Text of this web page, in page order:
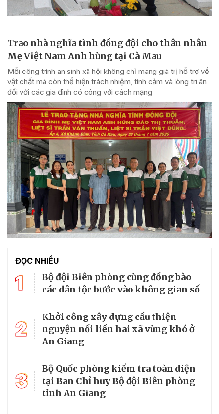
Trao nhà nghĩa tình đồng đội cho thân nhân
Mẹ Việt Nam Anh hùng tại Cà Mau
Mỗi công trình an sinh xã hội không chỉ mang giá trị hỗ trợ về
vật chất mà còn thể hiện trách nhiệm, tình cảm và lòng tri ân
đối với các gia đình có công với cách mạng.
ĐỌC NHIỀU
1
Bộ đội Biên phòng cùng đồng bào
các dân tộc bước vào không gian số
2
Khởi công xây dựng cầu thiện
nguyện nối liền hai xã vùng khó ở
An Giang
3
Bộ Quốc phòng kiểm tra toàn diện
tại Ban Chỉ huy Bộ đội Biên phòng
tỉnh An Giang